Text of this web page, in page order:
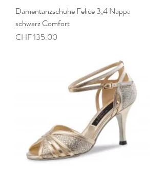
Damentanzschuhe Felice 3,4 Nappa
schwarz Comfort
Preis
CHF 135.00